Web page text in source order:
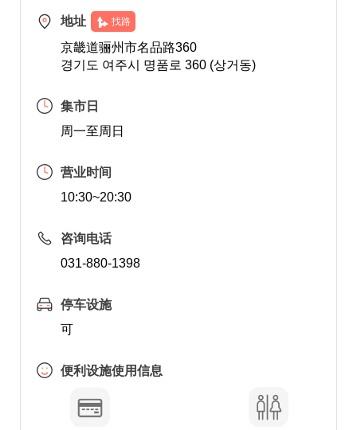
地址 找路
京畿道骊州市名品路360
경기도 여주시 명품로 360 (상거동)
集市日
周一至周日
营业时间
10:30~20:30
咨询电话
031-880-1398
停车设施
可
便利设施使用信息